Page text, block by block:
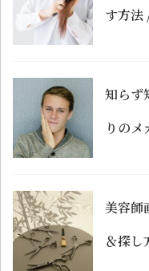
す方法
知らず
りのメ
美容師
＆探し